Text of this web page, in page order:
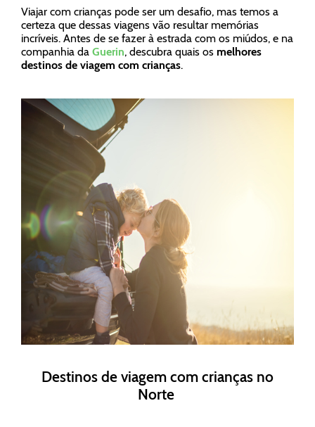
Viajar com crianças pode ser um desafio, mas temos a
certeza que dessas viagens vão resultar memórias
incríveis. Antes de se fazer à estrada com os miúdos, e na
companhia da Guerin, descubra quais os melhores
destinos de viagem com crianças.
Destinos de viagem com crianças no
Norte